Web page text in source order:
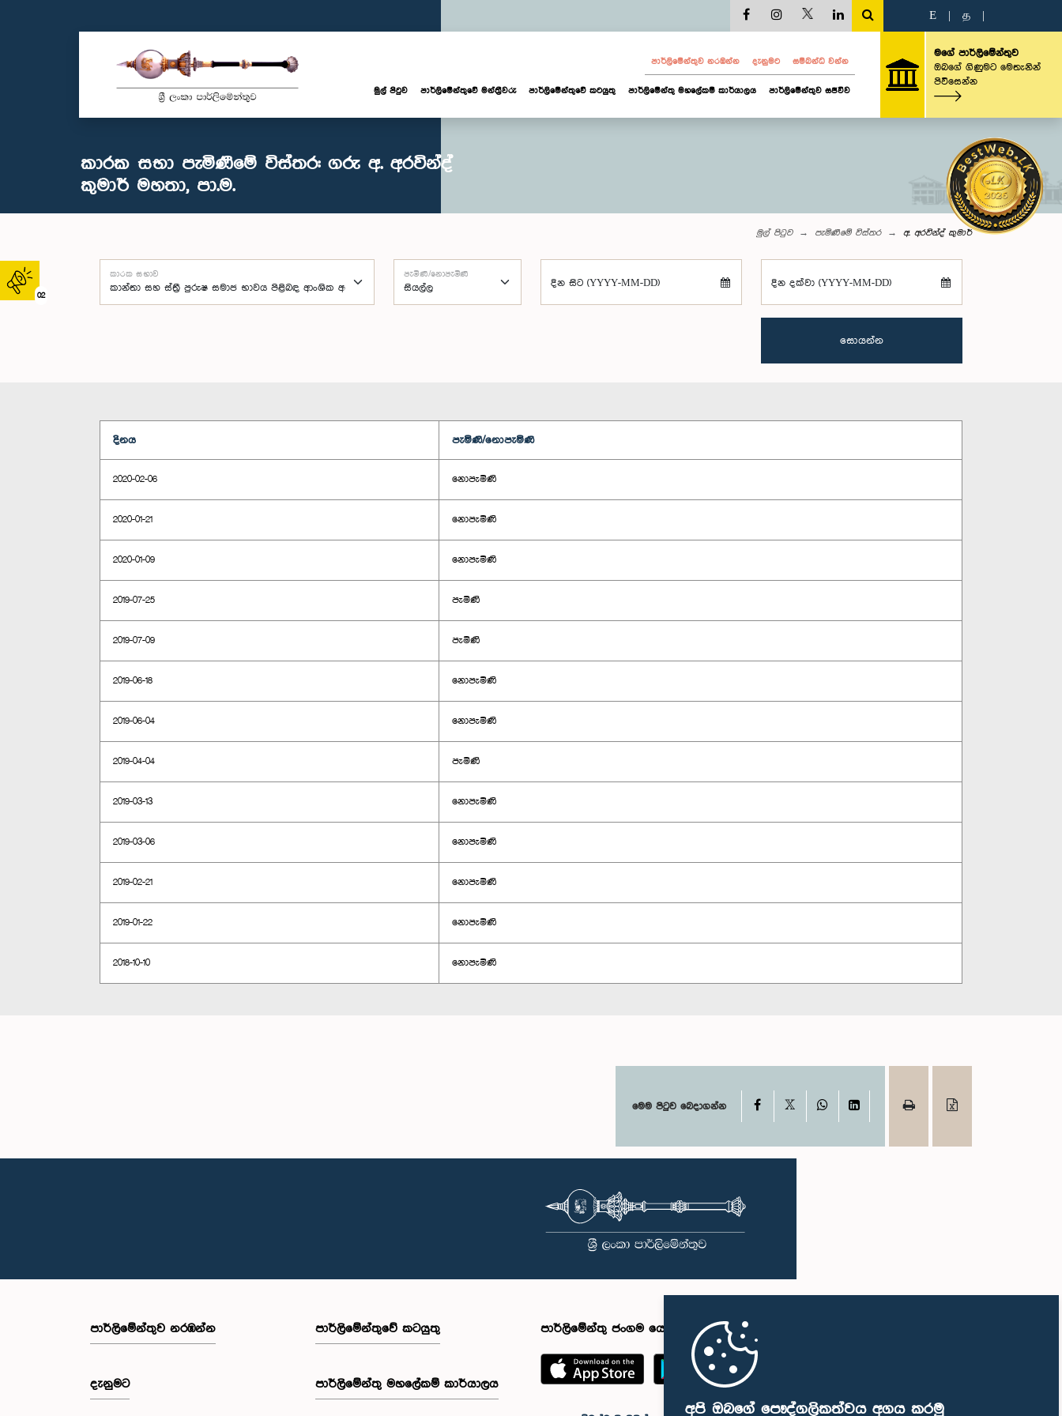
අපි ඔබගේ පෞද්ගලිකත්වය අගය කරමු
02
E த
පාර්ලි‌මේන්තුව නරඹන්න දැනුමට සම්බන්ධ වන්න
මුල් පිටුව පාර්ලි‌මේන්තුවේ මන්ත්‍රීවරු පාර්ලිමේන්තුවේ කටයුතු පාර්ලිමේන්තු මහලේකම් කාර්යාලය පාර්ලිමේන්තුව සජීවීව
මගේ පාර්ලිමේන්තුව
ඔබගේ ගිණුමට මෙතැනින්
පිවිසෙන්න
කාරක සභා පැමිණීමේ විස්තර: ගරු අ. අරවින්ද්
කුමාර් මහතා, පා.ම.
මුල් පිටුව පැමිණීමේ විස්තර අ. අරවින්ද් කුමාර්
කාරක සභාව පැමිණි/නොපැමිණි
දින සිට (YYYY-MM-DD) දින දක්වා (YYYY-MM-DD)
සොයන්න
දිනය පැමිණි/නොපැමිණි
2020-02-06 නොපැමිණි
2020-01-21 නොපැමිණි
2020-01-09 නොපැමිණි
2019-07-25 පැමිණි
2019-07-09 පැමිණි
2019-06-18 නොපැමිණි
2019-06-04 නොපැමිණි
2019-04-04 පැමිණි
2019-03-13 නොපැමිණි
2019-03-06 නොපැමිණි
2019-02-21 නොපැමිණි
2019-01-22 නොපැමිණි
2018-10-10 නොපැමිණි
මෙම පිටුව බෙදාගන්න Facebook WhatsAppLinkedIn
පාර්ලි‌මේන්තුව නරඹන්න
දැනුමට
පාර්ලිමේන්තුවේ කටයුතු
පාර්ලිමේන්තු මහලේකම් කාර්යාලය
පාර්ලිමේන්තු ජංගම යෙදුම